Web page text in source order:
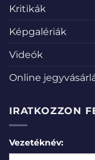
Kritikák
Képgalériák
Videók
Online
IRATKOZZON
Vezetéknév: